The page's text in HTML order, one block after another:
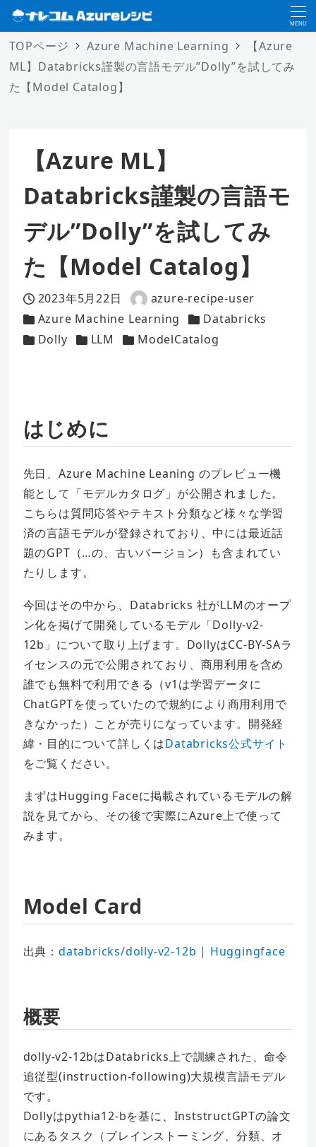
MENU
TOPページ Azure Machine Learning
【Azure
ML】Databricks謹製の言語モデル”Dolly”を試してみ
た【Model Catalog】
【Azure ML】
Databricks謹製の言語モ
デル”Dolly”を試してみ
た【Model Catalog】
投稿日
2023年5月22日
著
者
azure-recipe-user
カテゴリー
Azure Machine Learning
カテゴリー
Databricks
カテゴリー
Dolly
カテゴリー
LLM
カテゴリー
ModelCatalog
はじめに
先日、Azure Machine Leaning のプレビュー機
能として「モデルカタログ」が公開されました。
こちらは質問応答やテキスト分類など様々な学習
済の言語モデルが登録されており、中には最近話
題のGPT（…の、古いバージョン）も含まれてい
たりします。
今回はその中から、Databricks 社がLLMのオープ
ン化を掲げて開発しているモデル「Dolly-v2-
12b」について取り上げます。DollyはCC-BY-SAラ
イセンスの元で公開されており、商用利用を含め
誰でも無料で利用できる（v1は学習データに
ChatGPTを使っていたので規約により商用利用で
きなかった）ことが売りになっています。開発経
緯・目的について詳しくはDatabricks公式サイト
をご覧ください。
まずはHugging Faceに掲載されているモデルの解
説を見てから、その後で実際にAzure上で使って
みます。
Model Card
出典： databricks/dolly-v2-12b | Huggingface
概要
dolly-v2-12bはDatabricks上で訓練された、命令
追従型(instruction-following)大規模言語モデル
です。
Dollyはpythia12-bを基に、InststructGPTの論文
にあるタスク（ブレインストーミング、分類、オ